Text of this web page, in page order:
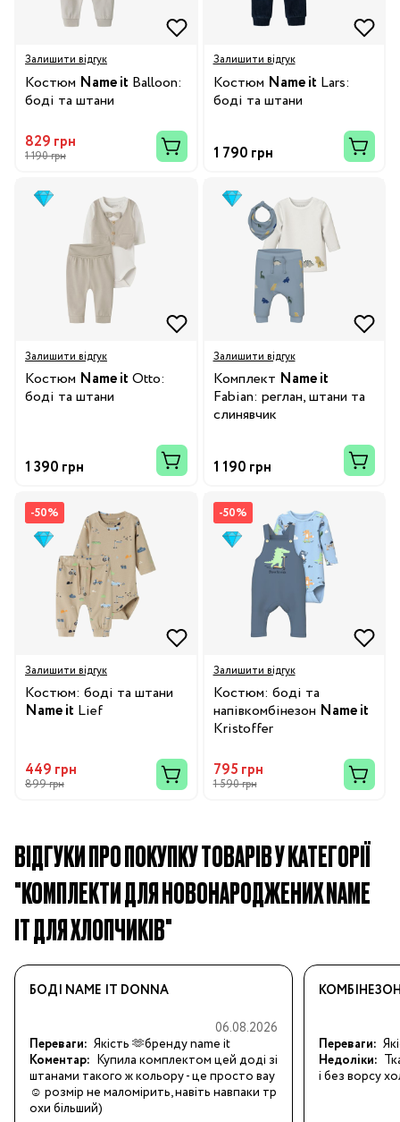
Залишити відгук
Костюм Name it Balloon:
боді та штани
829 грн
1 190 грн
Залишити відгук
Костюм Name it Lars:
боді та штани
1 790 грн
Залишити відгук
Костюм Name it Otto:
боді та штани
1 390 грн
Залишити відгук
Комплект Name it
Fabian: реглан, штани та
слинявчик
1 190 грн
-50%
Залишити відгук
Костюм: боді та штани
Name it Lief
449 грн
899 грн
-50%
Залишити відгук
Костюм: боді та
напівкомбінезон Name it
Kristoffer
795 грн
1 590 грн
ВІДГУКИ ПРО ПОКУПКУ ТОВАРІВ У КАТЕГОРІЇ
"КОМПЛЕКТИ ДЛЯ НОВОНАРОДЖЕНИХ NAME
IT ДЛЯ ХЛОПЧИКІВ"
БОДІ NAME IT DONNA
06.08.2026
Переваги: Якість 🫶бренду name it
Коментар: Купила комплектом цей доді зі
штанами такого ж кольору - це просто вау
☺️ розмір не маломірить, навіть навпаки тр
охи більший)
КОМБІНЕЗОН
Переваги:
Недоліки:
і без ворсу